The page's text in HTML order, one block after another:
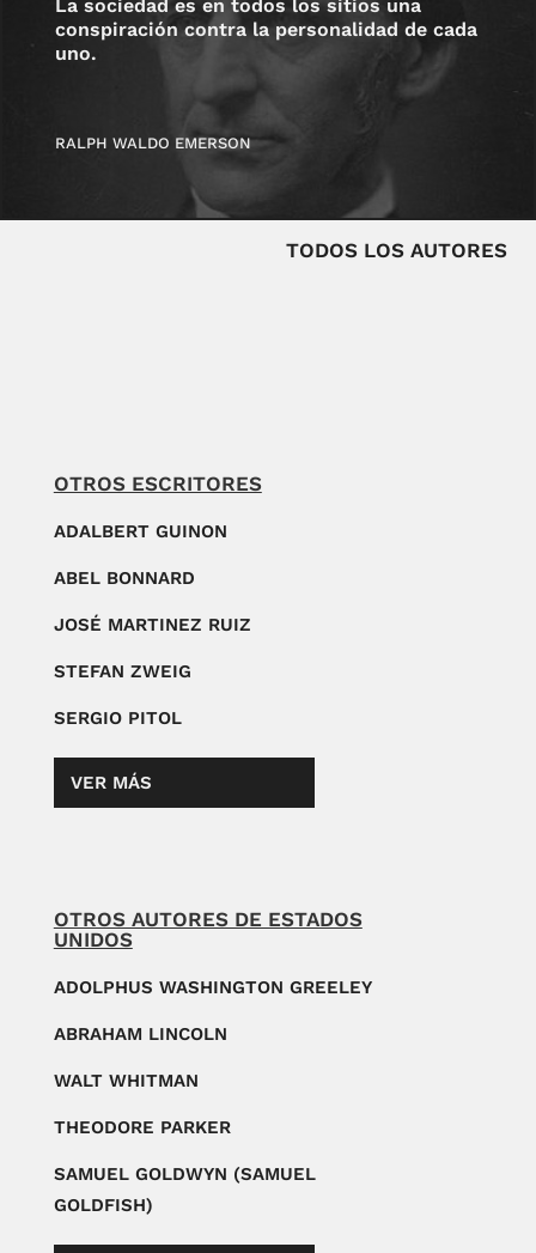
La sociedad es en todos los sitios una
conspiración contra la personalidad de cada
uno.
RALPH WALDO EMERSON
TODOS LOS AUTORES
OTROS ESCRITORES
ADALBERT GUINON
ABEL BONNARD
JOSÉ MARTINEZ RUIZ
STEFAN ZWEIG
SERGIO PITOL
VER MÁS
OTROS AUTORES DE ESTADOS
UNIDOS
ADOLPHUS WASHINGTON GREELEY
ABRAHAM LINCOLN
WALT WHITMAN
THEODORE PARKER
SAMUEL GOLDWYN (SAMUEL
GOLDFISH)